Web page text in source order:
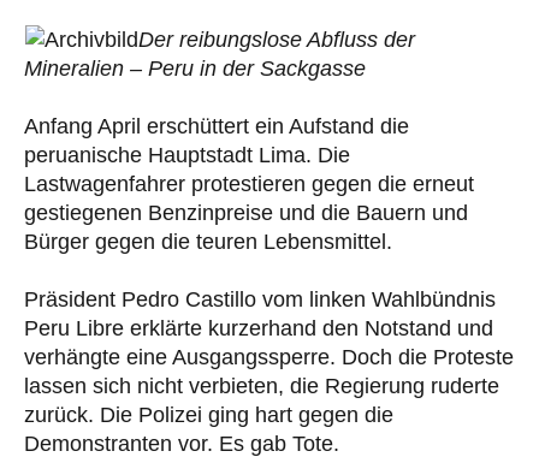
Der reibungslose Abfluss der
Mineralien – Peru in der Sackgasse
Anfang April erschüttert ein Aufstand die
peruanische Hauptstadt Lima. Die
Lastwagenfahrer protestieren gegen die erneut
gestiegenen Benzinpreise und die Bauern und
Bürger gegen die teuren Lebensmittel.
Präsident Pedro Castillo vom linken Wahlbündnis
Peru Libre erklärte kurzerhand den Notstand und
verhängte eine Ausgangssperre. Doch die Proteste
lassen sich nicht verbieten, die Regierung ruderte
zurück. Die Polizei ging hart gegen die
Demonstranten vor. Es gab Tote.